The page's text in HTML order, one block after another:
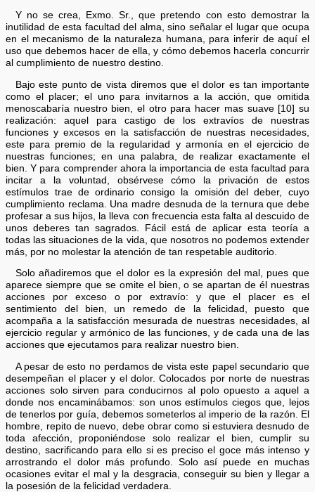
Y no se crea, Exmo. Sr., que pretendo con esto demostrar la
inutilidad de esta facultad del alma, sino señalar el lugar que ocupa
en el mecanismo de la naturaleza humana, para inferir de aquí el
uso que debemos hacer de ella, y cómo debemos hacerla concurrir
al cumplimiento de nuestro destino.
Bajo este punto de vista diremos que el dolor es tan importante
como el placer; el uno para invitarnos a la acción, que omitida
menoscabaría nuestro bien, el otro para hacer mas suave [10] su
realización: aquel para castigo de los extravíos de nuestras
funciones y excesos en la satisfacción de nuestras necesidades,
este para premio de la regularidad y armonía en el ejercicio de
nuestras funciones; en una palabra, de realizar exactamente el
bien. Y para comprender ahora la importancia de esta facultad para
incitar a la voluntad, obsérvese cómo la privación de estos
estímulos trae de ordinario consigo la omisión del deber, cuyo
cumplimiento reclama. Una madre desnuda de la ternura que debe
profesar a sus hijos, la lleva con frecuencia esta falta al descuido de
unos deberes tan sagrados. Fácil está de aplicar esta teoría a
todas las situaciones de la vida, que nosotros no podemos extender
más, por no molestar la atención de tan respetable auditorio.
Solo añadiremos que el dolor es la expresión del mal, pues que
aparece siempre que se omite el bien, o se apartan de él nuestras
acciones por exceso o por extravío: y que el placer es el
sentimiento del bien, un remedo de la felicidad, puesto que
acompaña a la satisfacción mesurada de nuestras necesidades, al
ejercicio regular y armónico de las funciones, y de cada una de las
acciones que ejecutamos para realizar nuestro bien.
A pesar de esto no perdamos de vista este papel secundario que
desempeñan el placer y el dolor. Colocados por norte de nuestras
acciones solo sirven para conducirnos al polo opuesto a aquel a
donde nos encaminábamos: son unos estímulos ciegos que, lejos
de tenerlos por guía, debemos someterlos al imperio de la razón. El
hombre, repito de nuevo, debe obrar como si estuviera desnudo de
toda afección, proponiéndose solo realizar el bien, cumplir su
destino, sacrificando para ello si es preciso el goce más intenso y
arrostrando el dolor más profundo. Solo así puede en muchas
ocasiones evitar el mal y la desgracia, conseguir su bien y llegar a
la posesión de la felicidad verdadera.